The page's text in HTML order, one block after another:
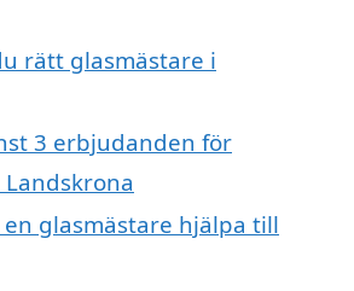
rätt glasmästare i
3 erbjudanden för
en glasmästare hjälpa till